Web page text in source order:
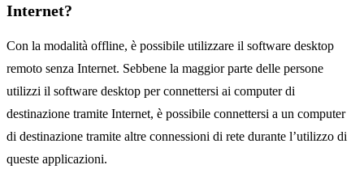
Internet?
Con la modalità offline, è possibile utilizzare il software desktop
remoto senza Internet. Sebbene la maggior parte delle persone
utilizzi il software desktop per connettersi ai computer di
destinazione tramite Internet, è possibile connettersi a un computer
di destinazione tramite altre connessioni di rete durante l’utilizzo di
queste applicazioni.